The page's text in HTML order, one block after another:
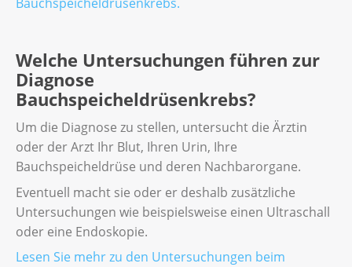
Welche Untersuchungen führen zur
Diagnose
Bauchspeicheldrüsenkrebs?
Um die Diagnose zu stellen, untersucht die Ärztin
oder der Arzt Ihr Blut, Ihren Urin, Ihre
Bauchspeicheldrüse und deren Nachbarorgane.
Eventuell macht sie oder er deshalb zusätzliche
Untersuchungen wie beispielsweise einen Ultraschall
oder eine Endoskopie.
Lesen Sie mehr zu den Untersuchungen beim